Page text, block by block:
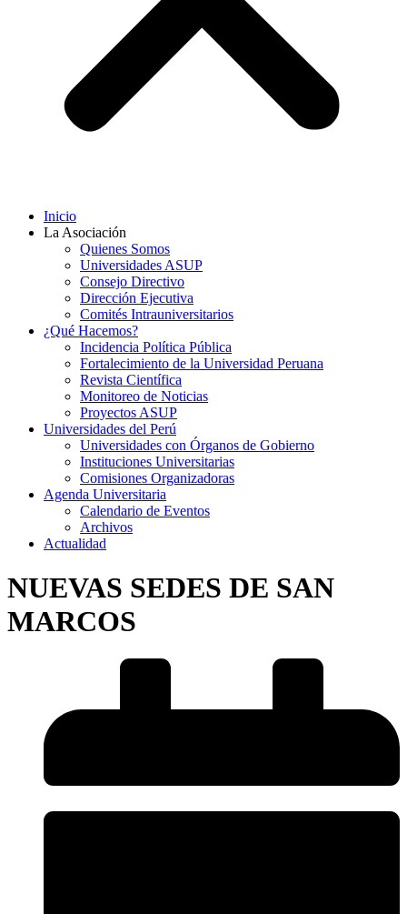
Inicio
La Asociación
Quienes Somos
Universidades ASUP
Consejo Directivo
Dirección Ejecutiva
Comités Intrauniversitarios
¿Qué Hacemos?
Incidencia Política Pública
Fortalecimiento de la Universidad Peruana
Revista Científica
Monitoreo de Noticias
Proyectos ASUP
Universidades del Perú
Universidades con Órganos de Gobierno
Instituciones Universitarias
Comisiones Organizadoras
Agenda Universitaria
Calendario de Eventos
Archivos
Actualidad
NUEVAS SEDES DE SAN
MARCOS